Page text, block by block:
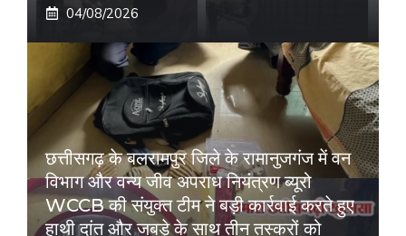
04/08/2026
छत्तीसगढ़ के बलरामपुर जिले के रामानुजगंज में वन
विभाग और वन्य जीव अपराध नियंत्रण ब्यूरो
WCCB की संयुक्त टीम ने बड़ी कार्रवाई करते हुए
हाथी दांत और जबड़े के साथ तीन तस्करों को